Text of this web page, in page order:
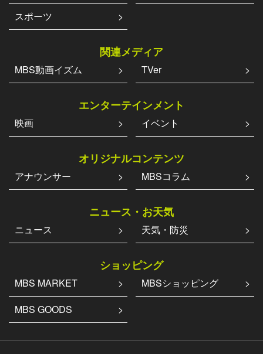
スポーツ
関連メディア
MBS動画イズム TVer
エンターテインメント
映画 イベント
オリジナルコンテンツ
アナウンサー MBSコラム
ニュース・お天気
ニュース 天気・防災
ショッピング
MBS MARKET
MBSショッピング
MBS GOODS